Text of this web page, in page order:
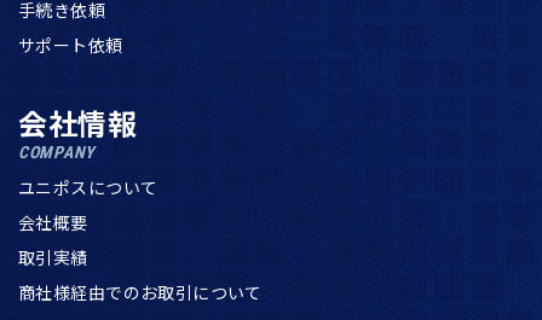
手続き依頼
サポート依頼
会社情報
COMPANY
ユニポスについて
会社概要
取引実績
商社様経由でのお取引について